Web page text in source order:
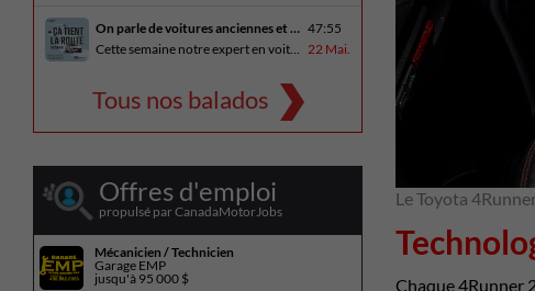
On parle de voitures anciennes et du nouveau Kia Seltos 2027 47:55
22 Mai.
Tous nos balados
Offres d'emploi
propulsé par CanadaMotorJobs
Mécanicien / Technicien
Garage EMP
jusqu'à 95 000 $
Le Toyota
Chaque 4Runner